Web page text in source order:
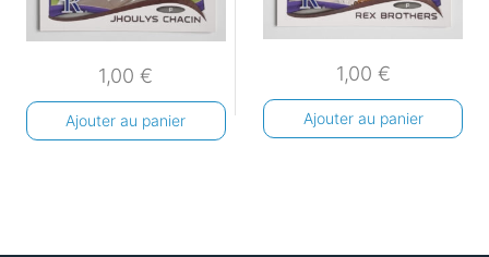
1,00€
Ajouter au panier
1,00 €
Ajouter au panier